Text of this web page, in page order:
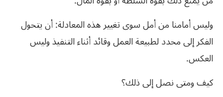
وليس‮ ‬أمامنا‮ ‬من‮ ‬أمل‮ ‬سوى‮ ‬تغيير‮ ‬هذه‮ ‬المعادلة‮: ‬أن‮ ‬يتحول‮
‬الفكر‮ ‬إلى‮ ‬محدد‮ ‬لطبيعة‮ ‬العمل‮ ‬وقائد‮ ‬أثناء‮ ‬التنفيذ‮ ‬وليس‮
‬العكس‮.‬
كيف‮ ‬ومتى‮ ‬نصل‮ ‬إلى‮ ‬ذلك؟